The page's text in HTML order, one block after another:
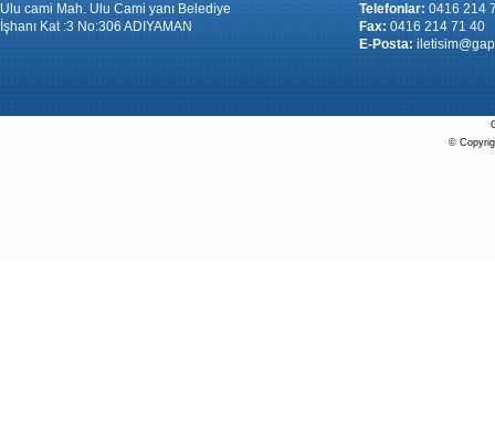
Ulu cami Mah. Ulu Cami yanı Belediye
İşhanı Kat :3 No:306 ADIYAMAN
Telefonlar: 0416 214
Fax: 0416 214 71 40
E-Posta:
©